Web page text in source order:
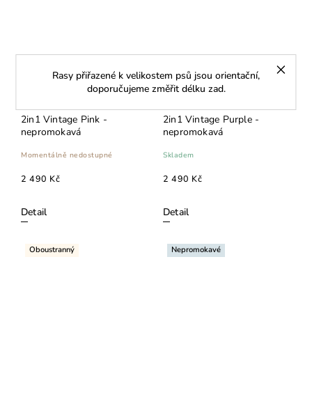
Rasy přiřazené k velikostem psů jsou orientační,
doporučujeme změřit délku zad.
2in1 Vintage Pink -
nepromokavá
Momentálně nedostupné
2 490 Kč
Detail
2in1 Vintage Purple -
nepromokavá
Skladem
2 490 Kč
Detail
Oboustranný Nepromokavé